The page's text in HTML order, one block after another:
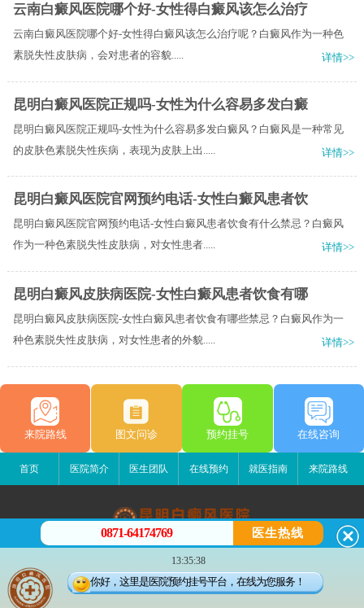
云南白癜风医院哪个好-女性得白癜风该怎么治疗
云南白癜风医院哪个好-女性得白癜风该怎么治疗呢？​白癜风作为一种色
素脱失性皮肤病，会对患者的容貌.....
详情>>
昆明白癜风医院正规吗-女性为什么容易多发白癜
昆明白癜风医院正规吗-女性为什么容易多发白癜风？白癜风是一种常见
的皮肤色素脱失性疾病，表现为皮肤上出.....
详情>>
昆明白癜风医院官网预约电话-女性白癜风患者饮
昆明白癜风医院官网预约电话-女性白癜风患者饮食有什么禁忌？白癜风
作为一种色素脱失性皮肤病，对女性患者.....
详情>>
昆明白癜风皮肤病医院-女性白癜风患者饮食有哪
昆明白癜风皮肤病医院-女性白癜风患者饮食有哪些禁忌？白癜风作为一
种色素脱失性皮肤病，对女性患者的外貌.....
详情>>
来院路线 图文问诊 预约挂号 在线咨询
首页 医院简介 医生团队 在线预约 就医指南 来院路线
昆明白癜风医院
昆明市五华区护国路2号
版权所有：昆明白癜风医院
联系电话：0871-64174769
0871-64174769 医生热线
13:35:38
你好，这里是医院预约挂号平台，在线为您服务！